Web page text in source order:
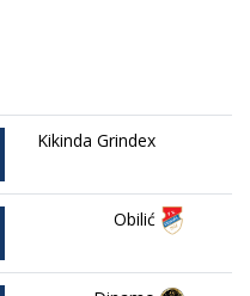
Kikinda Grindex
Obilić